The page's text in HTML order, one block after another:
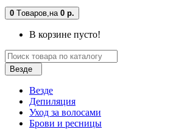
0 Tоваров, на 0 р.
В корзине пусто!
Везде
Везде
Депиляция
Уход за волосами
Брови и ресницы